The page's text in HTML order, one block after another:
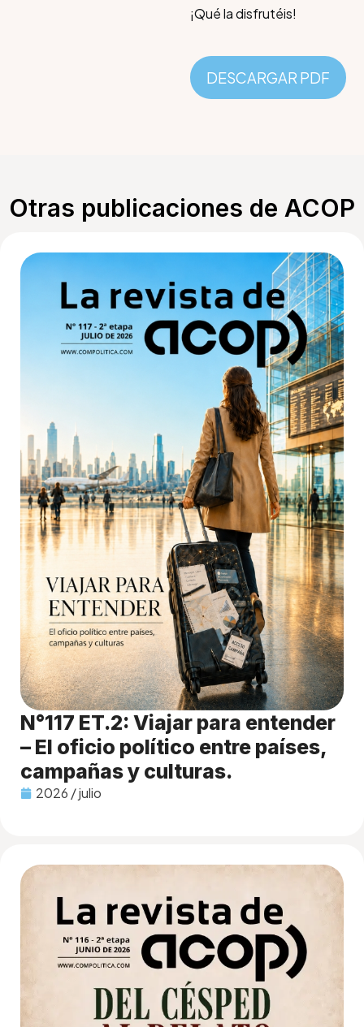
¡Qué la disfrutéis!
DESCARGAR PDF
Otras publicaciones de ACOP
N°117 ET.2: Viajar para entender
– El oficio político entre países,
campañas y culturas.
2026 / julio